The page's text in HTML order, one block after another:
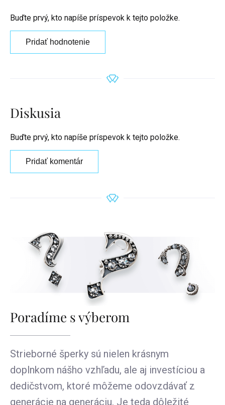
Buďte prvý, kto napíše príspevok k tejto položke.
Pridať hodnotenie
Diskusia
Buďte prvý, kto napíše príspevok k tejto položke.
Pridať komentár
Poradíme s výberom
Strieborné šperky sú nielen krásnym
doplnkom nášho vzhľadu, ale aj investíciou a
dedičstvom, ktoré môžeme odovzdávať z
generácie na generáciu. Je teda dôležité